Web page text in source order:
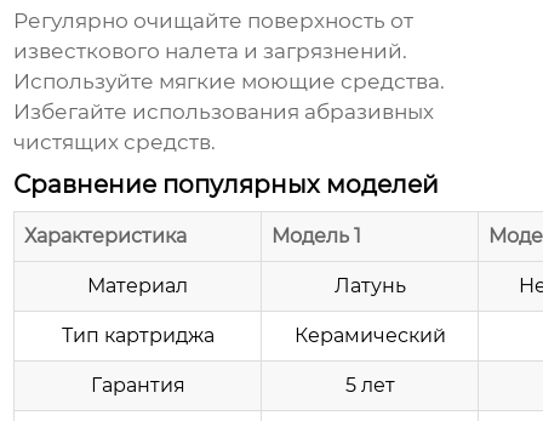
Регулярно очищайте поверхность от
известкового налета и загрязнений.
Используйте мягкие моющие средства.
Избегайте использования абразивных
чистящих средств.
Сравнение популярных моделей
Характеристика Модель 1
Материал Латунь
Тип картриджа Керамический
Гарантия 5 лет